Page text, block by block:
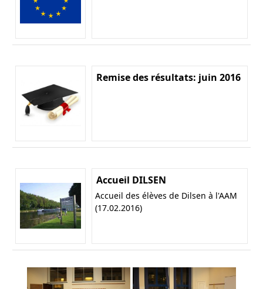
Remise des résultats: juin 2016
Accueil DILSEN
Accueil des élèves de Dilsen à l'AAM
(17.02.2016)